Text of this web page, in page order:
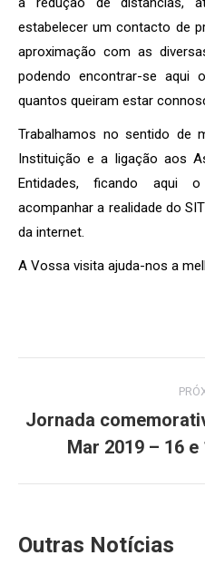
estabelecer um contacto de
aproximação com as
podendo encontrar-se aqui
quantos queiram estar
Trabalhamos no sentido de
Instituição e a ligação aos
Entidades, ficando aqui
acompanhar a realidade do
da internet.
A Vossa visita ajuda-nos a
navigation
Jornada
Mar 2019 – 16
Outras Notícias